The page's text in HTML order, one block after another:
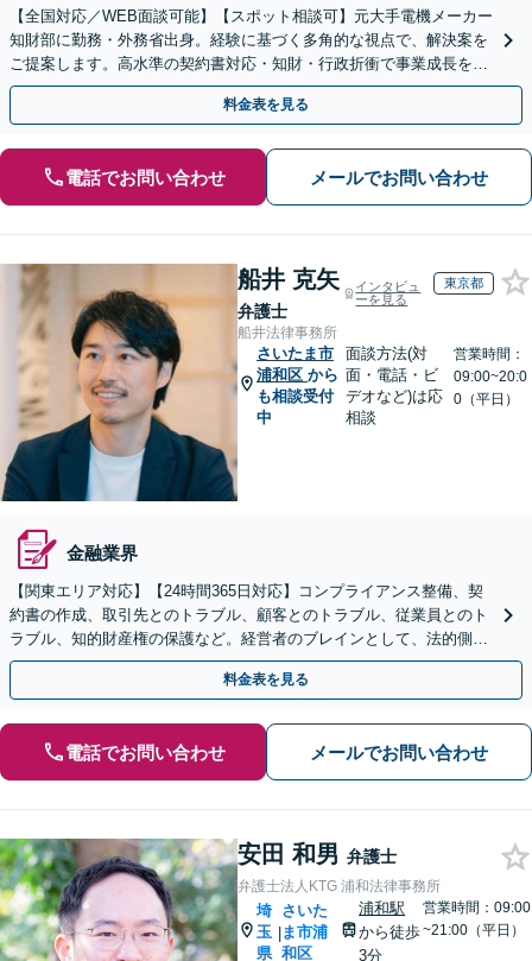
【全国対応／WEB面談可能】【スポット相談可】元大手電機メーカー
知財部に勤務・外務省出身。経験に基づく多角的な視点で、解決案を
ご提案します。高水準の契約書対応・知財・行政折衝で事業成長を牽
引いたします。
料金表を見る
電話でお問い合わせ メールでお問い合わせ
船井 克矢
弁護士
インタビュ
ーを見る
東京都
船井法律事務所
さいたま市
浦和区 から
も相談受付
中
面談方法(対
面・電話・ビ
デオなど)は応
相談
営業時間：
09:00~20:0
0（平日）
金融業界
【関東エリア対応】【24時間365日対応】コンプライアンス整備、契
約書の作成、取引先とのトラブル、顧客とのトラブル、従業員とのト
ラブル、知的財産権の保護など。経営者のブレインとして、法的側面
より力強く事業をサポートします。【初回相談無料】
料金表を見る
電話でお問い合わせ メールでお問い合わせ
安田 和男 弁護士
弁護士法人KTG 浦和法律事務所
埼
玉
県
|
さいた
ま市浦
和区
浦和駅
から徒歩
3分
営業時間：09:00
~21:00（平日）